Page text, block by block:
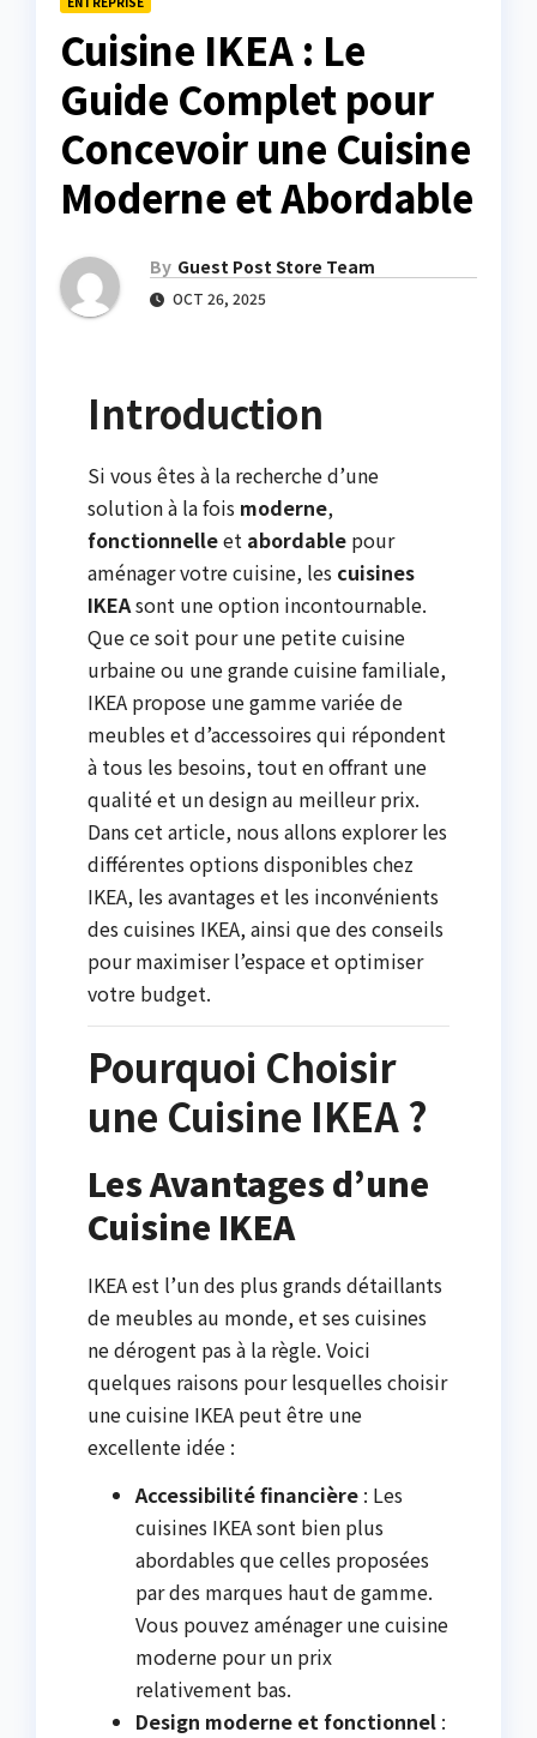
Cuisine IKEA : Le
Guide Complet pour
Concevoir une Cuisine
Moderne et Abordable
By Guest Post Store Team
OCT 26, 2025
Introduction
Si vous êtes à la recherche d’une
solution à la fois moderne,
fonctionnelleet abordablepour
aménager votre cuisine, les cuisines
IKEAsont une option incontournable.
Que ce soit pour une petite cuisine
urbaine ou une grande cuisine familiale,
IKEA propose une gamme variée de
meubles et d’accessoires qui répondent
à tous les besoins, tout en offrant une
qualité et un design au meilleur prix.
Dans cet article, nous allons explorer les
différentes options disponibles chez
IKEA, les avantages et les inconvénients
des cuisines IKEA, ainsi que des conseils
pour maximiser l’espace et optimiser
votre budget.
Pourquoi Choisir
une Cuisine IKEA ?
Les Avantages d’une
Cuisine IKEA
IKEA est l’un des plus grands détaillants
de meubles au monde, et ses cuisines
ne dérogent pas à la règle. Voici
quelques raisons pour lesquelles choisir
une cuisine IKEA peut être une
excellente idée :
Accessibilité financière: Les
cuisines IKEA sont bien plus
abordables que celles proposées
par des marques haut de gamme.
Vous pouvez aménager une cuisine
moderne pour un prix
relativement bas.
Design moderne et fonctionnel: